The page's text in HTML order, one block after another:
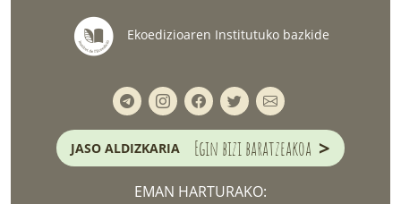
Ekoedizioaren Institutuko bazkide
JASO ALDIZKARIA Egin bizi baratzeakoa >
EMAN HARTURAKO: